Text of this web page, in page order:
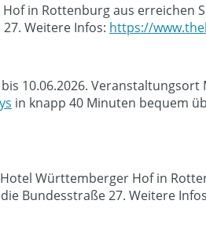
in Rottenburg aus erreichen
Weitere Infos: https://
10.06.2026. Veranstaltungsort
in knapp 40 Minuten bequem
Württemberger Hof in
Bundesstraße 27. Weitere